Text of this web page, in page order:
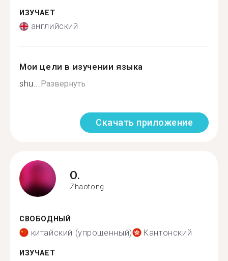
ИЗУЧАЕТ
английский
Мои цели в изучении языка
shu...Развернуть
Скачать приложение
O.
Zhaotong
СВОБОДНЫЙ
китайский (упрощенный) Кантонский
ИЗУЧАЕТ